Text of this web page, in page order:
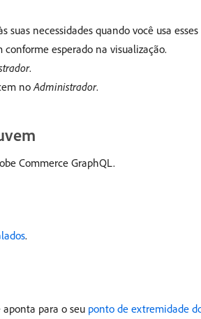
suas necessidades quando você usa esses
esperado na visualização.
.
noAdministrador.
Commerce GraphQL.
.
para o seu ponto de extremidade